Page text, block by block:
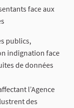
face aux
publics,
indignation face
de données
l’Agence
des